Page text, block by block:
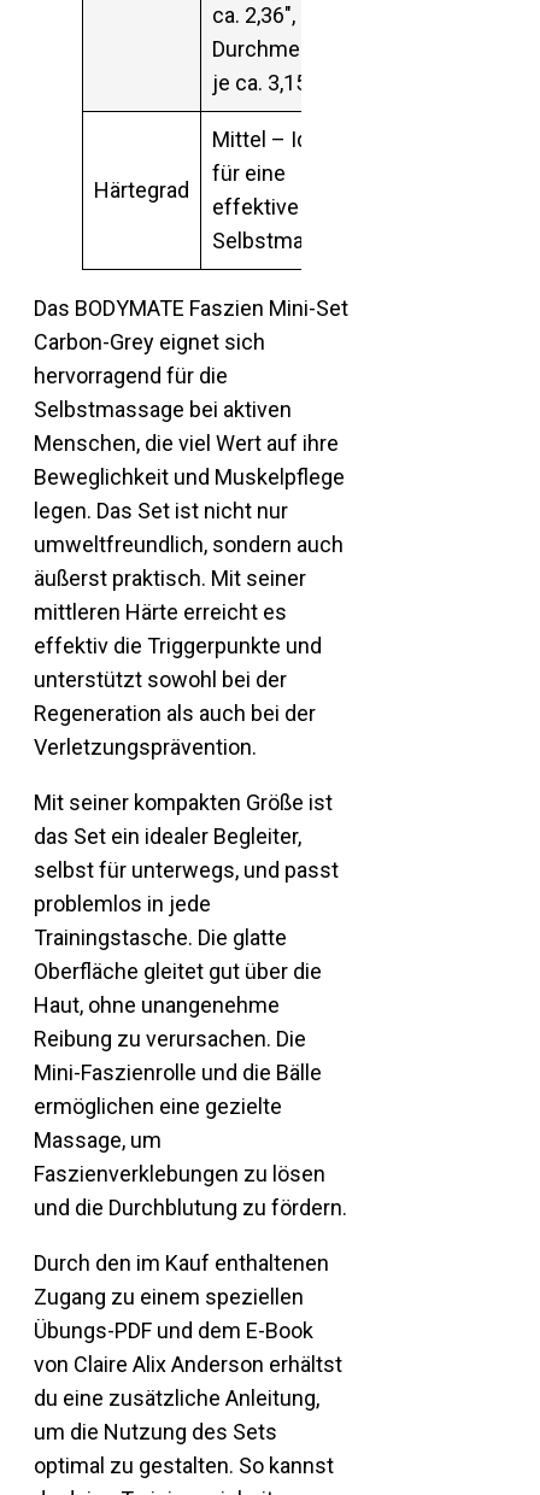
ca. 2,36″, Bälle:
Durchmesser
je ca. 3,15″
Härtegrad
Mittel – Ideal
für eine
effektive
Selbstmassage
Das BODYMATE Faszien Mini-Set
Carbon-Grey eignet sich
hervorragend für die
Selbstmassage bei aktiven
Menschen, die viel Wert auf ihre
Beweglichkeit und Muskelpflege
legen. Das Set ist nicht nur
umweltfreundlich, sondern auch
äußerst praktisch. Mit seiner
mittleren Härte erreicht es
effektiv die Triggerpunkte und
unterstützt sowohl bei der
Regeneration als auch bei der
Verletzungsprävention.
Mit seiner kompakten Größe ist
das Set ein idealer Begleiter,
selbst für unterwegs, und passt
problemlos in jede
Trainingstasche. Die glatte
Oberfläche gleitet gut über die
Haut, ohne unangenehme
Reibung zu verursachen. Die
Mini-Faszienrolle und die Bälle
ermöglichen eine gezielte
Massage, um
Faszienverklebungen zu lösen
und die Durchblutung zu fördern.
Durch den im Kauf enthaltenen
Zugang zu einem speziellen
Übungs-PDF und dem E-Book
von Claire Alix Anderson erhältst
du eine zusätzliche Anleitung,
um die Nutzung des Sets
optimal zu gestalten. So kannst